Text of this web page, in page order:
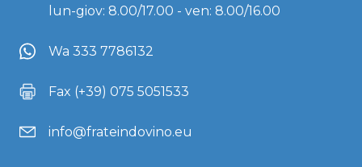
lun-giov: 8.00/17.00 - ven: 8.00/16.00
Wa 333 7786132
Fax (+39) 075 5051533
info@frateindovino.eu